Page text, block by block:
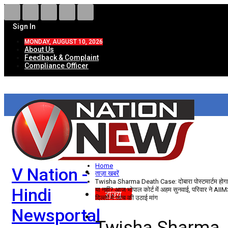
Sign In
MONDAY, AUGUST 10, 2026
About Us
Feedback & Complaint
Compliance Officer
V Nation -
Hindi
Newsportal
HOME
ताज़ा खबरें
देश
विदेश
राज्य
Home
ताज़ा खबरें
Twisha Sharma Death Case: दोबारा पोस्टमार्टम
या नहीं? आज भोपाल कोर्ट में अहम सुनवाई, परिवार ने
दिल्ली में जांच की उठाई मांग